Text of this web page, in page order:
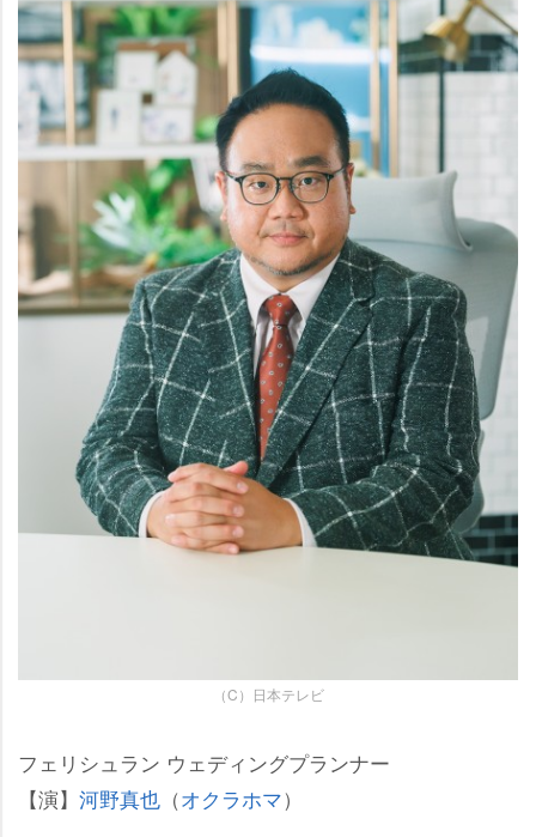
（C）日本テレビ
フェリシュラン ウェディングプランナー
【演】 河野真也 （オクラホマ）